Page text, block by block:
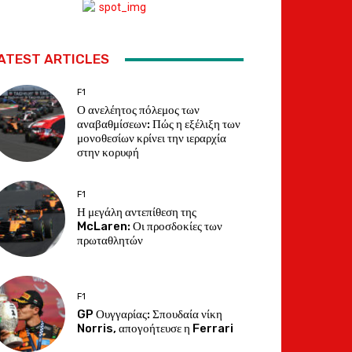
ARTICLES
F1
Ο ανελέητος πόλεμος των
αναβαθμίσεων: Πώς η εξέλιξη των
μονοθεσίων κρίνει την ιεραρχία
στην κορυφή
F1
Η μεγάλη αντεπίθεση της
McLaren: Οι προσδοκίες των
πρωταθλητών
F1
GP Ουγγαρίας: Σπουδαία νίκη
Norris, απογοήτευσε η Ferrari